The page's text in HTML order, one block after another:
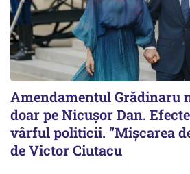
Amendamentul Grădinaru
doar pe Nicușor Dan.
vârful politicii. ”Mișcarea
de Victor Ciutacu